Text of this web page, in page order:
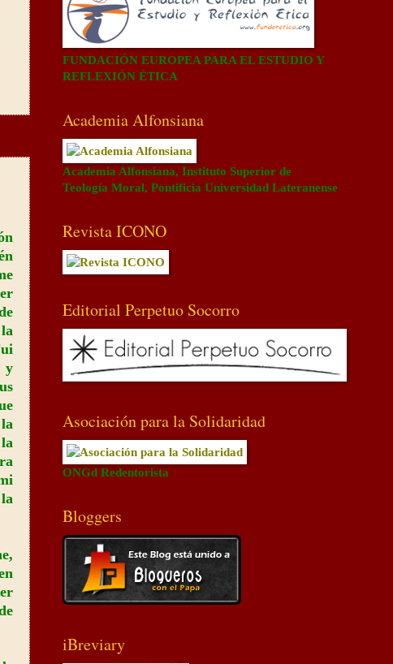
y
FUNDACIÓN EUROPEA PARA EL ESTUDIO Y
REFLEXIÓN ÉTICA
Academia Alfonsiana
Academia Alfonsiana, Instituto Superior de
Teología Moral, Pontificia Universidad Lateranense
Revista ICONO
Editorial Perpetuo Socorro
Asociación para la Solidaridad
ONGd Redentorista
Bloggers
iBreviary